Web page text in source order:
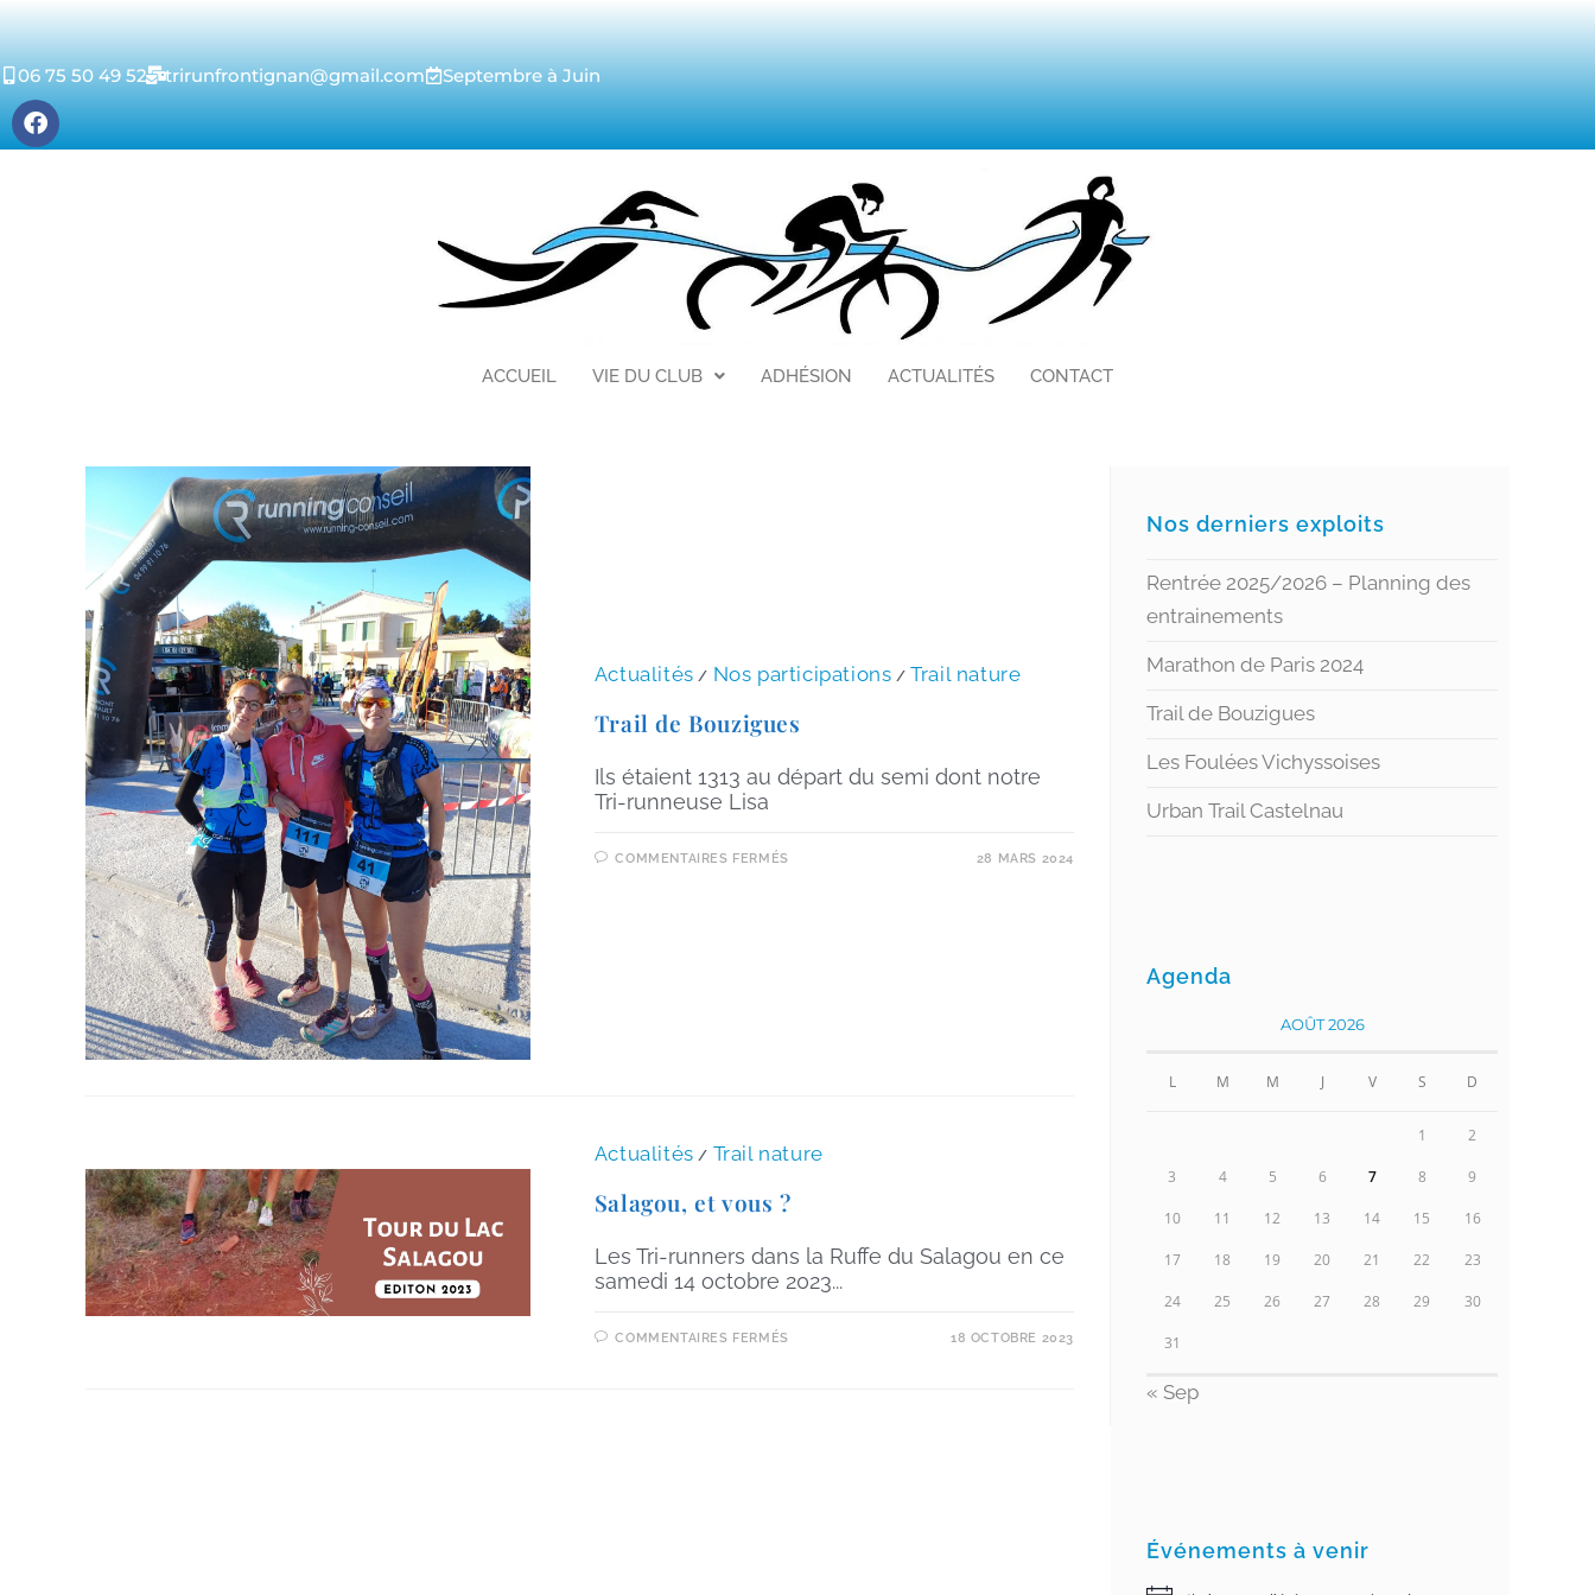
06 75 50 49 52 trirunfrontignan@gmail.com Septembre à Juin
ACCUEIL VIE DU CLUB ADHÉSION ACTUALITÉS CONTACT
Actualités / Nos participations / Trail nature
Trail de Bouzigues
Ils étaient 1313 au départ du semi dont notre
Tri-runneuse Lisa
COMMENTAIRES FERMÉS 28 MARS 2024
Actualités / Trail nature
Salagou, et vous ?
Les Tri-runners dans la Ruffe du Salagou en ce
samedi 14 octobre 2023...
COMMENTAIRES FERMÉS 18 OCTOBRE 2023
Nos derniers exploits
Rentrée 2025/2026 – Planning des
entrainements
Marathon de Paris 2024
Trail de Bouzigues
Les Foulées Vichyssoises
Urban Trail Castelnau
Agenda
AOÛT 2026
L M M J V S D
1 2
3 4 5 6 7 8 9
10 11 12 13 14 15 16
17 18 19 20 21 22 23
24 25 26 27 28 29 30
31
« Sep
Événements à venir